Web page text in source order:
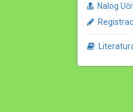
Nalog